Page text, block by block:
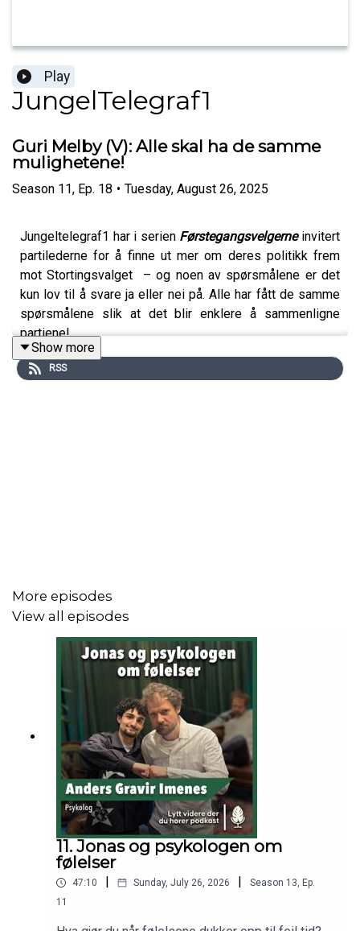
Play
JungelTelegraf1
Guri Melby (V): Alle skal ha de samme
mulighetene!
Season 11, Ep. 18 • Tuesday, August 26, 2025
Jungeltelegraf1 har i serien Førstegangsvelgerne invitert
partilederne for å finne ut mer om deres politikk frem
mot Stortingsvalget – og noen av spørsmålene er det
kun lov til å svare ja eller nei på. Alle har fått de samme
spørsmålene slik at det blir enklere å sammenligne
partiene!
Partilederne fikk også ett minutt til å holde et innlegg om
en valgfri sak. Hør hva de valgte!
For å få vite hva de virkelig mener kan de på noen av
spørsmålene kun svare JA eller NEI;
Fengselsstraff for unge under 18 år?
Lovfeste fritidsklubber som et tilbud i alle
kommuner?
Mer penger til forebygging og psykisk helse?
Verneplikt for ALLE som er 18 år?
Show more
RSS
More episodes
View all episodes
11. Jonas og psykologen om
følelser
47:10 Sunday, July 26, 2026 Season 13, Ep.
11